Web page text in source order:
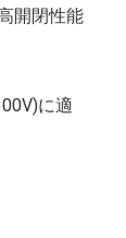
開閉性能
に適